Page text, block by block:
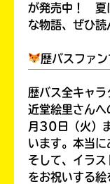
が発売中！ 夏
な物語、ぜひ読
歴バスファ
歴バス全キャ
近堂絵里さん
月30日（火）
います。本当に
そして、イラ
をお祝いする